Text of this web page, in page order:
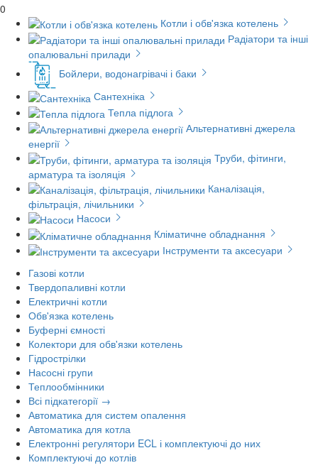
0
Котли і обв'язка котелень
Радіатори та інші
опалювальні прилади
Бойлери, водонагрівачі і баки
Сантехніка
Тепла підлога
Альтернативні джерела
енергії
Труби, фітинги,
арматура та ізоляція
Каналізація,
фільтрація, лічильники
Насоси
Кліматичне обладнання
Інструменти та аксесуари
Газові котли
Твердопаливні котли
Електричні котли
Обв'язка котелень
Буферні ємності
Колектори для обв'язки котелень
Гідрострілки
Насосні групи
Теплообмінники
Всі підкатегорії →
Автоматика для систем опалення
Автоматика для котла
Електронні регулятори ECL і комплектуючі до них
Комплектуючі до котлів